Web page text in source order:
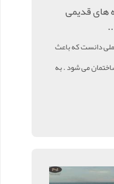
های قدیمی
دانست که باعث
می شود . به